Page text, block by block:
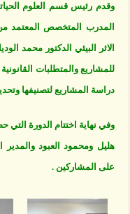
وقدم رئيس قسم العلوم
المدرب المتخصص المعتمد
الاثر البيئي الدكتور محمد
للمشاريع والمتطلبات
دراسة المشاريع لتصنيفها وتحديد
وفي نهاية اختتام الدورة التي
هليل ومحمود العبود
على المشاركين .